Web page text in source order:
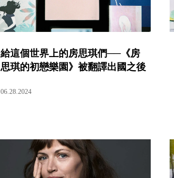
給這個世界上的房思琪們──《房
思琪的初戀樂園》被翻譯出國之後
06.28.2024